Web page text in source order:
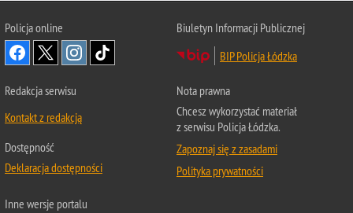
Policja online
Biuletyn Informacji Publicznej
BIP Policja Łódzka
Redakcja serwisu
Kontakt z redakcją
Dostępność
Deklaracja dostępności
Nota prawna
Chcesz wykorzystać materiał
z serwisu Policja Łódzka.
Zapoznaj się z zasadami
Polityka prywatności
Inne wersje portalu